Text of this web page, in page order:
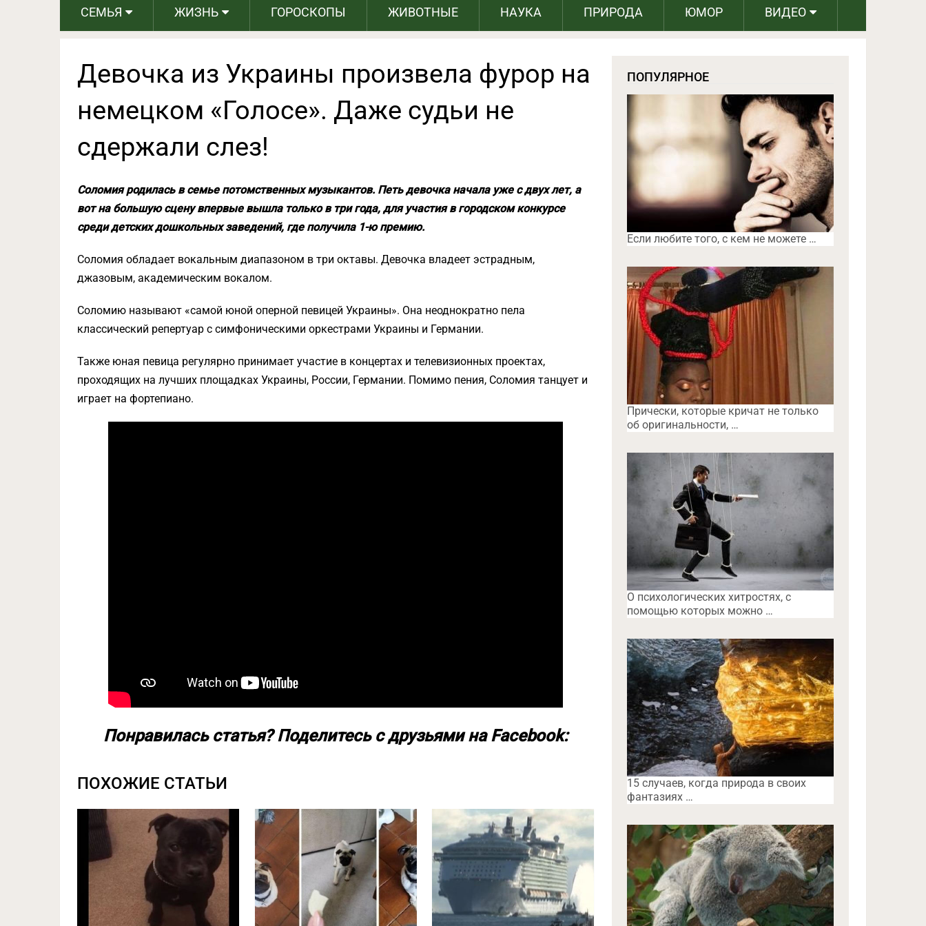
СЕМЬЯ ЖИЗНЬ ГОРОСКОПЫ ЖИВОТНЫЕ НАУКА ПРИРОДА ЮМОР ВИДЕО
Девочка из Украины произвела фурор на
немецком «Голосе». Даже судьи не
сдержали слез!
Соломия родилась в семье потомственных музыкантов. Петь девочка начала уже с двух лет, а
вот на большую сцену впервые вышла только в три года, для участия в городском конкурсе
среди детских дошкольных заведений, где получила 1-ю премию.
Соломия обладает вокальным диапазоном в три октавы. Девочка владеет эстрадным,
джазовым, академическим вокалом.
Соломию называют «самой юной оперной певицей Украины». Она неоднократно пела
классический репертуар с симфоническими оркестрами Украины и Германии.
Также юная певица регулярно принимает участие в концертах и телевизионных проектах,
проходящих на лучших площадках Украины, России, Германии. Помимо пения, Соломия танцует и
играет на фортепиано.
Понравилась статья? Поделитесь с друзьями на Facebook:
ПОХОЖИЕ СТАТЬИ
ПОПУЛЯРНОЕ
Если любите того, с кем не можете …
Прически, которые кричат не только
об оригинальности, …
O психологических хитростях, с
помощью которых можно …
15 случаев, когда природа в своих
фантазиях …